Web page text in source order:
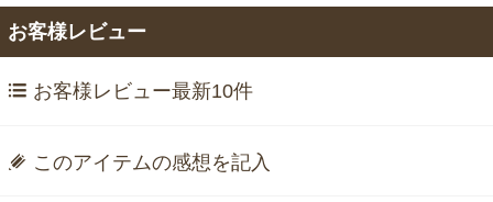
お客様レビュー
お客様レビュー最新10件
このアイテムの感想を記入